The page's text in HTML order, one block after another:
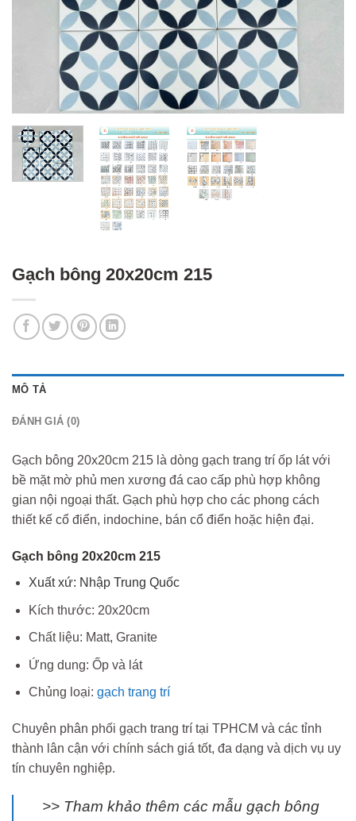
Gạch bông 20x20cm 215
MÔ TẢ
ĐÁNH GIÁ (0)
Gạch bông 20x20cm 215 là dòng gạch trang trí ốp lát với
bề mặt mờ phủ men xương đá cao cấp phù hợp không
gian nội ngoại thất. Gạch phù hợp cho các phong cách
thiết kế cổ điển, indochine, bán cổ điển hoặc hiện đại.
Gạch bông 20x20cm 215
Xuất xứ: Nhập Trung Quốc
Kích thước: 20x20cm
Chất liệu: Matt, Granite
Ứng dung: Ốp và lát
Chủng loại: gạch trang trí
Chuyên phân phối gạch trang trí tại TPHCM và các tỉnh
thành lân cận với chính sách giá tốt, đa dạng và dịch vụ uy
tín chuyên nghiệp.
>> Tham khảo thêm các mẫu gạch bông